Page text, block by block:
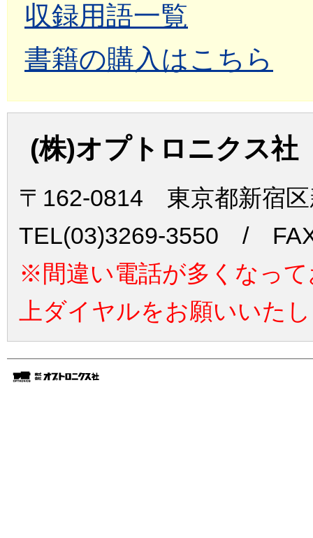
収録用語一覧
書籍の購入はこちら
(株)オプトロニクス社
〒162-0814 東京都新宿
TEL(03)3269-3550 /
※間違い電話が多くなっ
上ダイヤルをお願いいた